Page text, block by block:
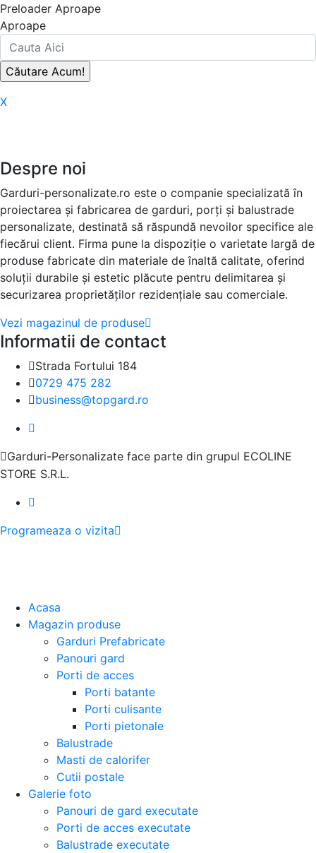
Preloader Aproape
Aproape
X
Despre noi
Garduri-personalizate.ro este o companie specializată în
proiectarea și fabricarea de garduri, porți și balustrade
personalizate, destinată să răspundă nevoilor specifice ale
fiecărui client. Firma pune la dispoziție o varietate largă de
produse fabricate din materiale de înaltă calitate, oferind
soluții durabile și estetic plăcute pentru delimitarea și
securizarea proprietăților rezidențiale sau comerciale.
Vezi magazinul de produse
Informatii de contact
Strada Fortului 184
0729 475 282
business@topgard.ro
Garduri-Personalizate face parte din grupul ECOLINE
STORE S.R.L.
Programeaza o vizita
Acasa
Magazin produse
Garduri Prefabricate
Panouri gard
Porti de acces
Porti batante
Porti culisante
Porti pietonale
Balustrade
Masti de calorifer
Cutii postale
Galerie foto
Panouri de gard executate
Porti de acces executate
Balustrade executate